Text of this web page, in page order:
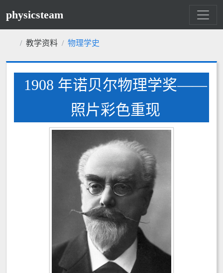
physicsteam
教学资料 物理学史
1908 年诺贝尔物理学奖——
照片彩色重现